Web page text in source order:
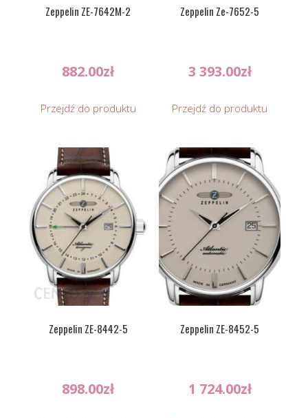
Zeppelin ZE-7642M-2
882.00zł
Przejdź do produktu
Zeppelin Ze-7652-5
3 393.00zł
Przejdź do produktu
Zeppelin ZE-8442-5
898.00zł
Zeppelin ZE-8452-5
1 724.00zł